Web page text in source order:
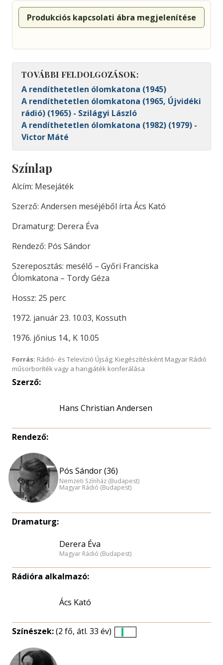
Produkciós kapcsolati ábra megjelenítése
TOVÁBBI FELDOLGOZÁSOK:
A rendíthetetlen ólomkatona (1945)
A rendíthetetlen ólomkatona (1965, Újvidéki
rádió) (1965) - Szilágyi László
A rendíthetetlen ólomkatona (1982) (1979) -
Victor Máté
Színlap
Alcím: Mesejáték
Szerző: Andersen meséjéből írta Ács Kató
Dramaturg: Derera Éva
Rendező: Pós Sándor
Szereposztás: mesélő – Győri Franciska
Ólomkatona – Tordy Géza
Hossz: 25 perc
1972. január 23. 10.03, Kossuth
1976. jőnius 14., K 10.05
Forrás: Rádió- és Televízió Újság; Kiegészítésként Magyar Rádió
műsorboríték vagy a hangjáték konferálása
Szerző:
Hans Christian Andersen
Rendező:
Pós Sándor (36)
Nemzeti Színház (Budapest)
Magyar Rádió (Budapest)
Dramaturg:
Derera Éva
Magyar Rádió (Budapest)
Rádióra alkalmazó:
Ács Kató
Színészek:(2 fő, átl. 33 év)